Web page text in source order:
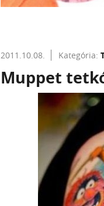
2011.10.08. Kategória:
Muppet